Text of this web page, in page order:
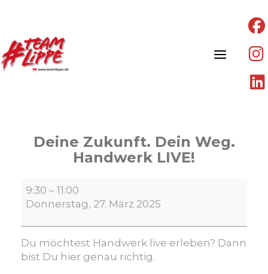
Deine Zukunft. Dein Weg.
Handwerk LIVE!
Deine
Zukunft.
Weg.
Handwerk
LIVE!
9:30 – 11:00
Donnerstag, 27. März 2025
Du möchtest Handwerk live erleben? Dann
bist Du hier genau richtig.